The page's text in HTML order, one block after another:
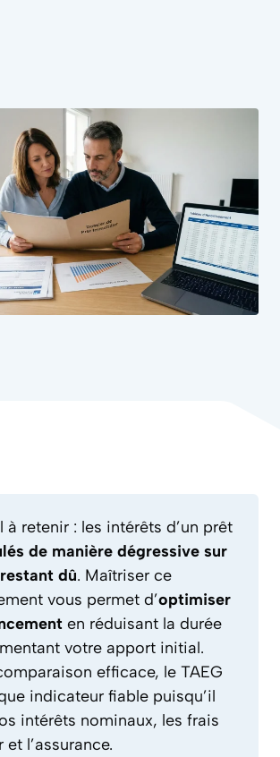
à retenir : les intérêts d’un prêt
de manière dégressive sur
dû. Maîtriser ce
vous permet d’optimiser
en réduisant la durée
votre apport initial.
efficace, le TAEG
indicateur fiable puisqu’il
intérêts nominaux, les frais
l’assurance.